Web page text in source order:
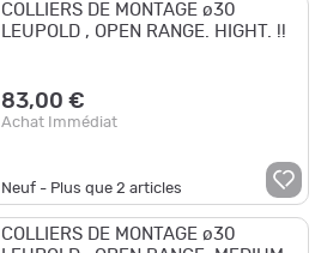
COLLIERS DE MONTAGE ø30
LEUPOLD , OPEN RANGE. HIGHT. !!
83,00 €
Achat Immédiat
Neuf - Plus que2 articles
COLLIERS DE MONTAGE ø30